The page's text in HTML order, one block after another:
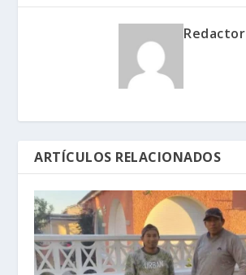
Redactor
ARTÍCULOS RELACIONADOS